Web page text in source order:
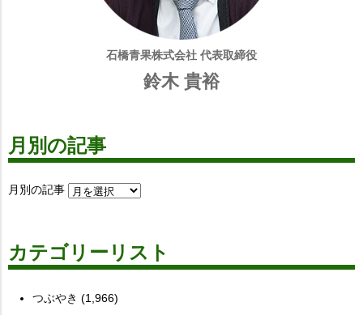
石橋青果株式会社 代表取締役
鈴木 貴裕
月別の記事
月別の記事
カテゴリーリスト
つぶやき (1,966)